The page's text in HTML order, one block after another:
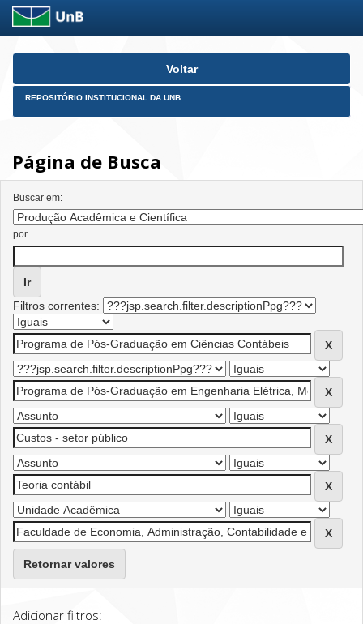
Skip
Voltar
REPOSITÓRIO INSTITUCIONAL DA UNB
Página de Busca
Buscar em:
por
Filtros correntes:
Retornar valores
Adicionar filtros: